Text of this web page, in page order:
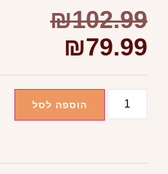
₪102.99
₪79.99
הוספה לסל